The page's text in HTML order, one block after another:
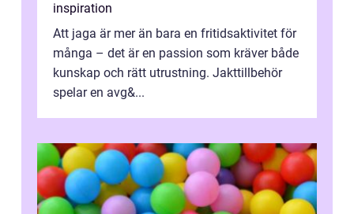
inspiration
Att jaga är mer än bara en fritidsaktivitet för
många – det är en passion som kräver både
kunskap och rätt utrustning. Jakttillbehör
spelar en avg&...